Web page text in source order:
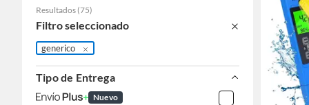
Resultados (75)
Filtro seleccionado
generico
Tipo de Entrega
Nuevo